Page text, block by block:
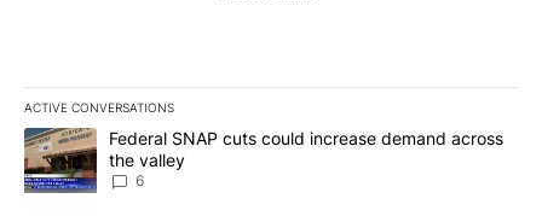
ACTIVE CONVERSATIONS
The following is a list of the most commented articles in the last
A trending article titled "Federal SNAP cuts could increase
Federal SNAP cuts could increase demand across
the valley
6